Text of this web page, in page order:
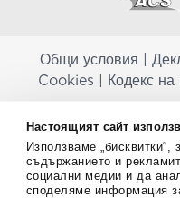
Настоящият сайт
Използваме
съдържанието и
социални медии и да
споделяме информация
Общи условия
Cookies
Кодекс
заместват
профилактика, лечение
Консултирайте се с
приемате лекарства или
преди да използвате